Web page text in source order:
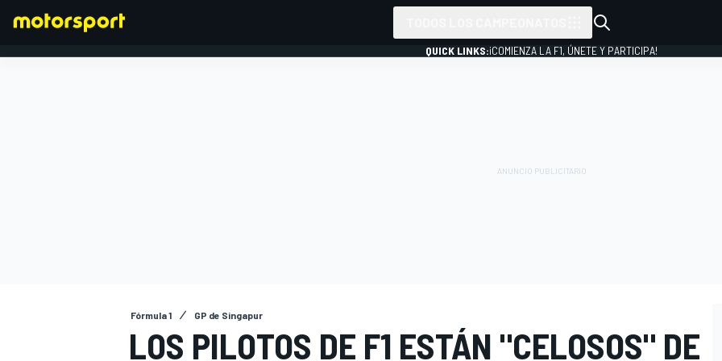
QUICK LINKS:¡COMIENZA LA F1, ÚNETE Y PARTICIPA!
Fórmula 1 GP de Singapur
LOS PILOTOS DE F1 ESTÁN "CELOSOS" DE